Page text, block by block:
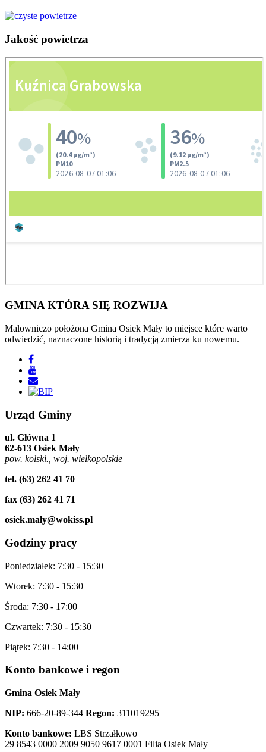
Jakość powietrza
GMINA KTÓRA SIĘ ROZWIJA
Malowniczo położona Gmina Osiek Mały to miejsce które warto
odwiedzić, naznaczone historią i tradycją zmierza ku nowemu.
Urząd Gminy
ul. Główna 1
62-613 Osiek Mały
pow. kolski., woj. wielkopolskie
tel. (63) 262 41 70
fax (63) 262 41 71
osiek.maly@wokiss.pl
Godziny pracy
Poniedziałek: 7:30 - 15:30
Wtorek: 7:30 - 15:30
Środa: 7:30 - 17:00
Czwartek: 7:30 - 15:30
Piątek: 7:30 - 14:00
Konto bankowe i regon
Gmina Osiek Mały
NIP: 666-20-89-344 Regon: 311019295
Konto bankowe: LBS Strzałkowo
29 8543 0000 2009 9050 9617 0001 Filia Osiek Mały